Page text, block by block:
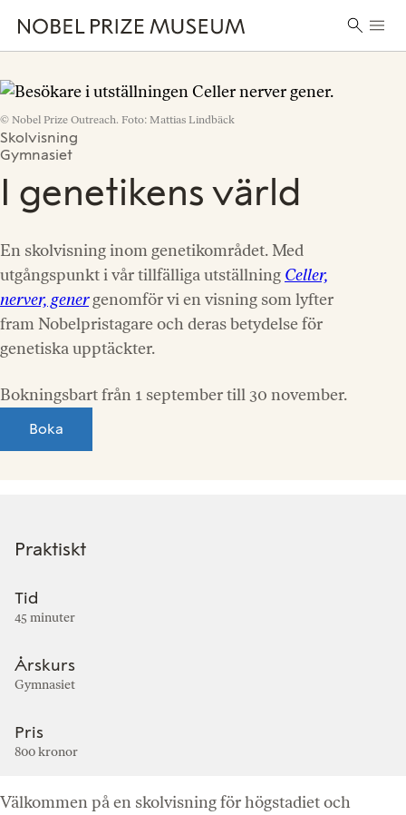
Skip
to
header
Skip
to
main
Skip
to
footer
Sök
© Nobel Prize Outreach. Foto: Mattias Lindbäck
Skolvisning
Gymnasiet
I genetikens värld
En skolvisning inom genetikområdet. Med
utgångspunkt i vår tillfälliga utställning Celler,
nerver, genergenomför vi en visning som lyfter
fram Nobelpristagare och deras betydelse för
genetiska upptäckter.
Bokningsbart från 1 september till 30 november.
Boka
Praktiskt
Tid
45 minuter
Årskurs
Gymnasiet
Pris
800 kronor
Välkommen på en skolvisning för högstadiet och